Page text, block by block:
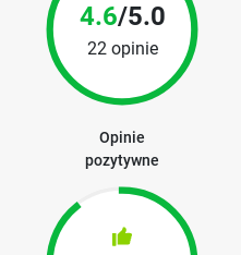
4.6/5.0
22 opinie
Opinie
pozytywne